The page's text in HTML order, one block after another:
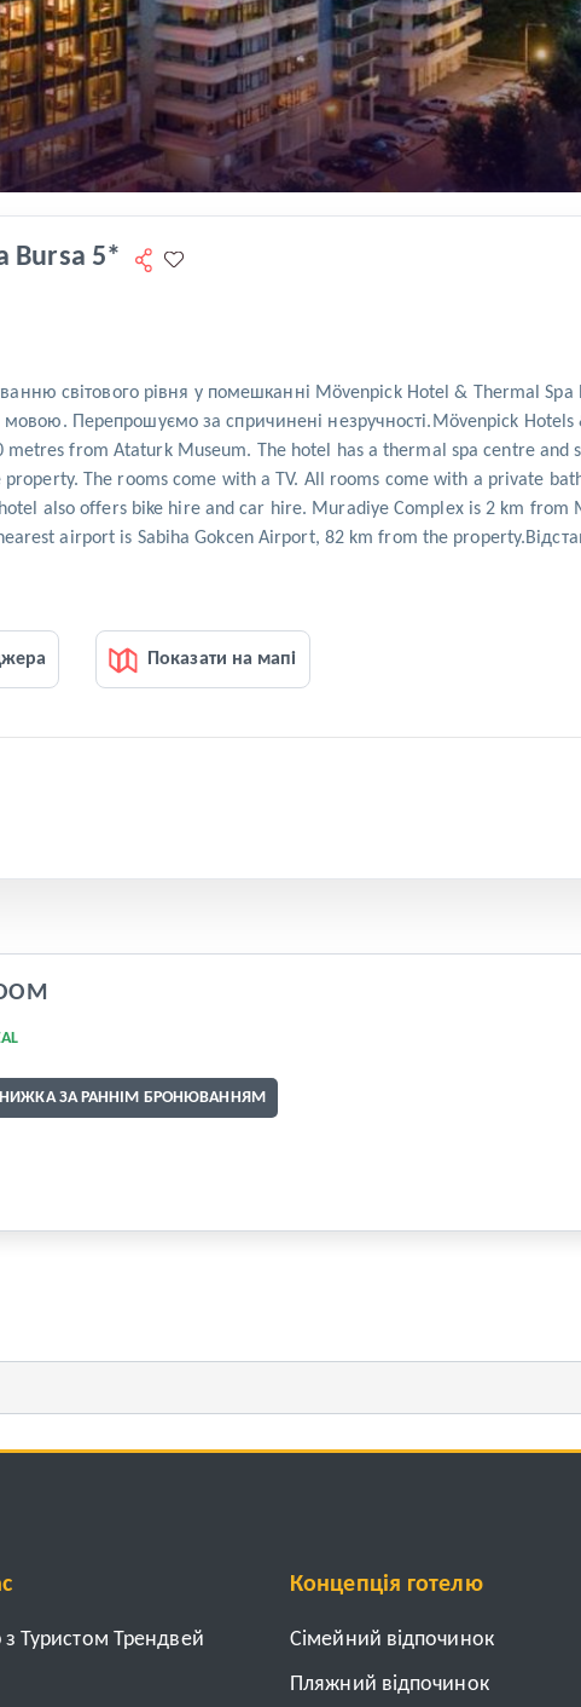
Bursa 5*
світового рівня у помешканні Mövenpick Hotel & Thermal
Перепрошуємо за спричинені незручності.Mövenpick Hotels
metres from Ataturk Museum. The hotel has a thermal spa centre and
The rooms come with a TV. All rooms come with a private
also offers bike hire and car hire. Muradiye Complex is 2 km from
airport is Sabiha Gokcen Airport, 82 km from the
Показати на мапі
ЗА РАННІМ БРОНЮВАННЯМ
з Туристом Трендвей
Концепція готелю
Cімейний відпочинок
Пляжний відпочинок